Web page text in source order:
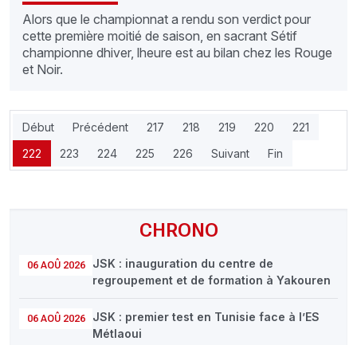
CHRONO
06 AOÛ 2026
JSK : inauguration du centre de
regroupement et de formation à Yakouren
06 AOÛ 2026
JSK : premier test en Tunisie face à l’ES
Métlaoui
Alors que le championnat a rendu son verdict pour
cette première moitié de saison, en sacrant Sétif
championne dhiver, lheure est au bilan chez les Rouge
et Noir.
Début Précédent 217 218 219 220
221
222
223 224 225 226 Suivant Fin